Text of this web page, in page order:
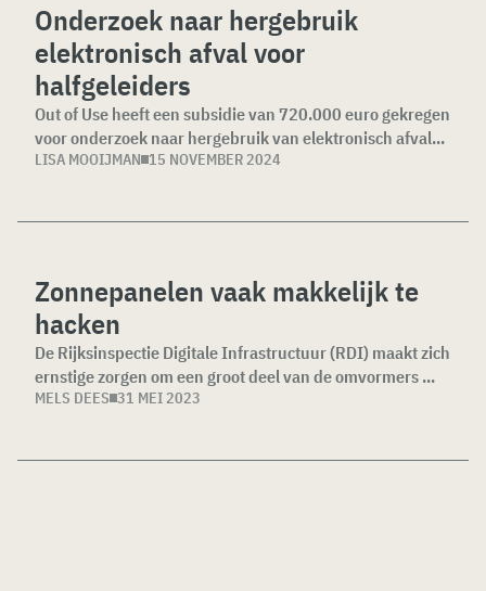
Onderzoek naar hergebruik
elektronisch afval voor
halfgeleiders
Out of Use heeft een subsidie van 720.000 euro gekregen
voor onderzoek naar hergebruik van elektronisch afval...
LISA MOOIJMAN 15 NOVEMBER 2024
Zonnepanelen vaak makkelijk te
hacken
De Rijksinspectie Digitale Infrastructuur (RDI) maakt zich
ernstige zorgen om een groot deel van de omvormers ...
MELS DEES 31 MEI 2023